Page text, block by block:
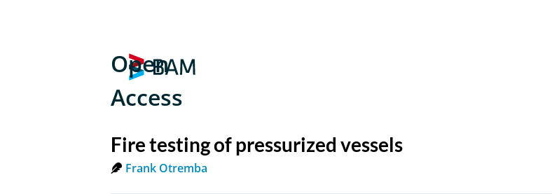
Open
Access
Fire testing of pressurized vessels
Frank Otremba